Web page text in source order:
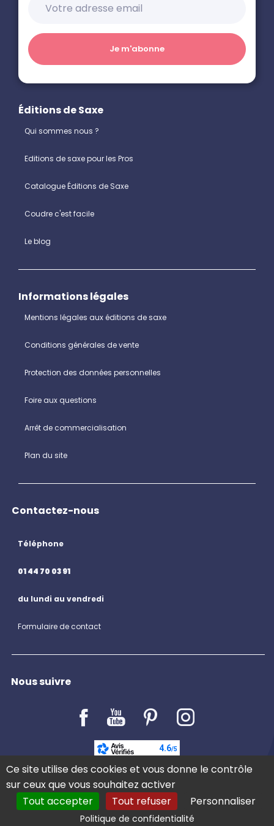
Éditions de Saxe
Qui sommes nous ?
Editions de saxe pour les Pros
Catalogue Éditions de Saxe
Coudre c'est facile
Le blog
Informations légales
Mentions légales aux éditions de saxe
Conditions générales de vente
Protection des données personnelles
Foire aux questions
Arrêt de commercialisation
Plan du site
Contactez-nous
Téléphone
01 44 70 03 91
du lundi au vendredi
Formulaire de contact
Nous suivre
LE BLOG
Ce site utilise des cookies et vous donne le contrôle
sur ceux que vous souhaitez activer
Tout accepter
Tout refuser Personnaliser
Politique de confidentialité